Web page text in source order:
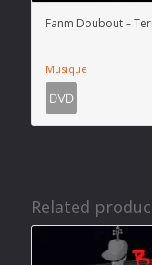
Fanm Doubout –
Musique
Related